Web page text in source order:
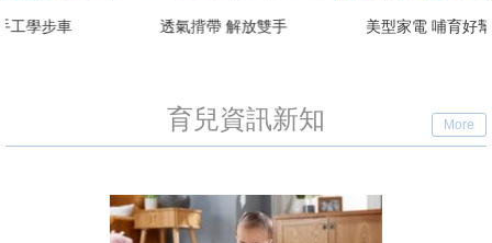
透氣揹帶 解放雙手 美型家電 哺育好幫手
育兒資訊新知 More